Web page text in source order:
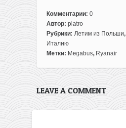
Комментарии: 0
Автор: piatro
Рубрики: Летим из Польши,
Италию
Метки: Megabus, Ryanair
LEAVE A COMMENT